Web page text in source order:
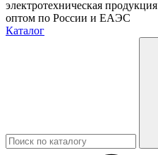
электротехническая продукция
оптом по России и ЕАЭС
Каталог